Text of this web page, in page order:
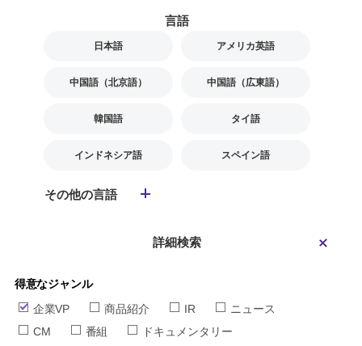
言語
日本語 アメリカ英語
中国語（北京語） 中国語（広東語）
韓国語 タイ語
インドネシア語 スペイン語
その他の言語
詳細検索
得意なジャンル
企業VP
商品紹介 IR
ニュース
CM
番組
ドキュメンタリー